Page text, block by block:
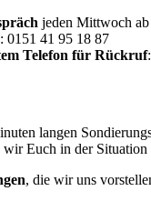
jeden Mittwoch
: 0151 41 95 18 87
Telefon für Rückruf
langen
Euch in der
, die wir uns